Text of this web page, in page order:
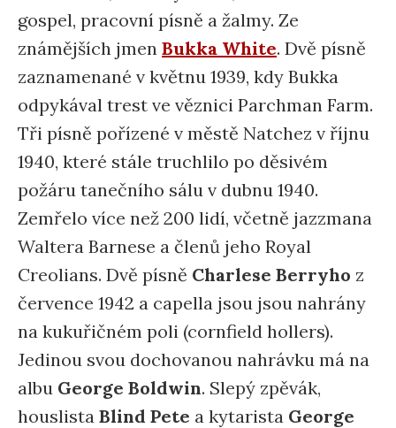
gospel, pracovní písně a žalmy. Ze
známějších jmen Bukka White. Dvě písně
zaznamenané v květnu 1939, kdy Bukka
odpykával trest ve věznici Parchman Farm.
Tři písně pořízené v městě Natchez v říjnu
1940, které stále truchlilo po děsivém
požáru tanečního sálu v dubnu 1940.
Zemřelo více než 200 lidí, včetně jazzmana
Waltera Barnese a členů jeho Royal
Creolians. Dvě písně Charlese Berryho z
července 1942 a capella jsou jsou nahrány
na kukuřičném poli (cornfield hollers).
Jedinou svou dochovanou nahrávku má na
albu George Boldwin. Slepý zpěvák,
houslista Blind Pete a kytarista George